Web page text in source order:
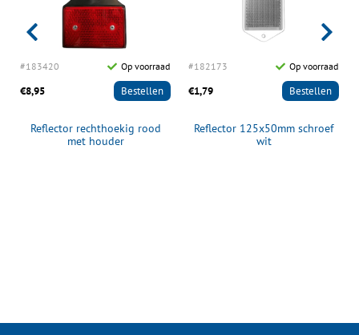
#183420 Op voorraad
€8,95 Bestellen
Reflector rechthoekig rood
met houder
#182173 Op voorraad
€1,79 Bestellen
Reflector 125x50mm schroef
wit